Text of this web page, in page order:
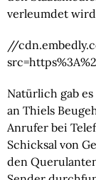
verleumdet
//
Natürlich gab
an Thiels
Anrufer bei
Schicksal von
den